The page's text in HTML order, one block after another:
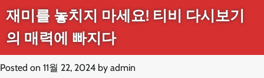
재미를 놓치지 마세요! 티비 다시보기
의 매력에 빠지다
Posted on 11월 22, 2024 by admin